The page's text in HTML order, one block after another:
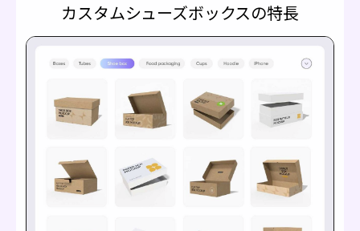
カスタムシューズボックスの特長